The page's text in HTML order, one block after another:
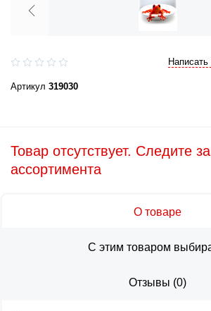
Написать
Артикул 319030
Товар отсутствует. Следите
ассортимента
О товаре
С этим товаром
Отзывы (0)